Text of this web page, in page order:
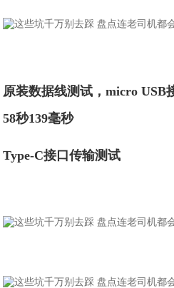
原装数据线测试，micro USB
58秒139毫秒
Type-C接口传输测试